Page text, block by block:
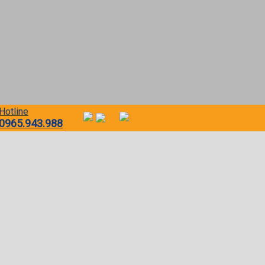
Hotline
0965.943.988